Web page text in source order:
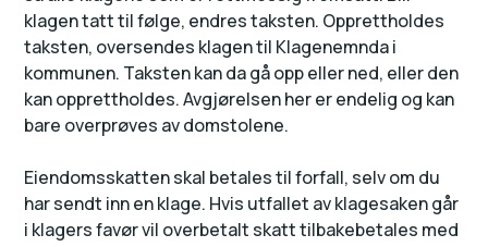
klagen tatt til følge, endres taksten. Opprettholdes
taksten, oversendes klagen til Klagenemnda i
kommunen. Taksten kan da gå opp eller ned, eller den
kan opprettholdes. Avgjørelsen her er endelig og kan
bare overprøves av domstolene.
Eiendomsskatten skal betales til forfall, selv om du
har sendt inn en klage. Hvis utfallet av klagesaken går
i klagers favør vil overbetalt skatt tilbakebetales med